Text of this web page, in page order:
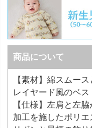
商品について
【素材】綿スムー
レイヤード風のベス
【仕様】左肩と左
加工を施したポリ